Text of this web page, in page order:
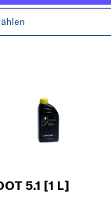
5.1 [1 L]